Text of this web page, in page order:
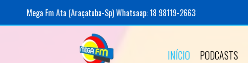
Mega Fm Ata (Araçatuba-Sp) Whatsaap: 18 98119-2663
INÍCIO PODCASTS